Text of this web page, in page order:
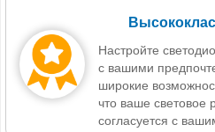
Настройте
с вашими
широкие
что ваше
согласуется с